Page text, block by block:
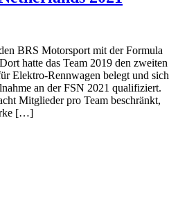
BRS Motorsport mit der Formula
hatte das Team 2019 den zweiten
Elektro-Rennwagen belegt und sich
an der FSN 2021 qualifiziert.
Mitglieder pro Team beschränkt,
[…]